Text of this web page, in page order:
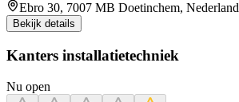
Ebro 30, 7007 MB Doetinchem, Nederland
Bekijk details
Kanters installatietechniek
Nu open